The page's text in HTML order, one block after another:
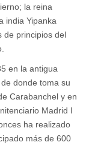
la reina
india Yipanka
de principios del
en la antigua
donde toma su
Carabanchel y en
Madrid I
ha realizado
más de 600